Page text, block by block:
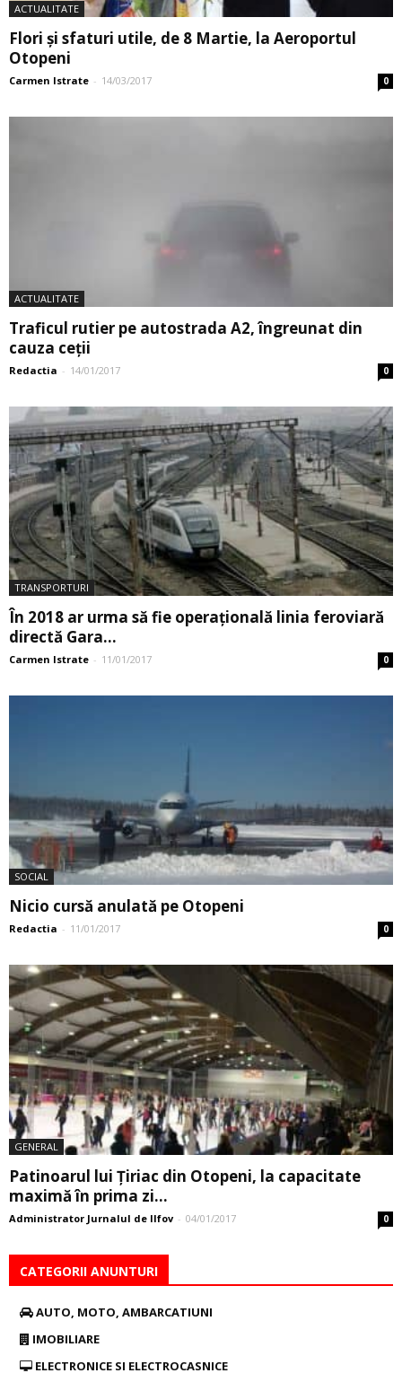
ACTUALITATE
Flori și sfaturi utile, de 8 Martie, la Aeroportul
Otopeni
Carmen Istrate - 14/03/2017 0
ACTUALITATE
Traficul rutier pe autostrada A2, îngreunat din
cauza ceții
Redactia - 14/01/2017 0
TRANSPORTURI
În 2018 ar urma să fie operațională linia feroviară
directă Gara...
Carmen Istrate - 11/01/2017 0
SOCIAL
Nicio cursă anulată pe Otopeni
Redactia - 11/01/2017 0
GENERAL
Patinoarul lui Țiriac din Otopeni, la capacitate
maximă în prima zi...
Administrator Jurnalul de Ilfov - 04/01/2017 0
CATEGORII ANUNTURI
AUTO, MOTO, AMBARCATIUNI
IMOBILIARE
ELECTRONICE SI ELECTROCASNICE